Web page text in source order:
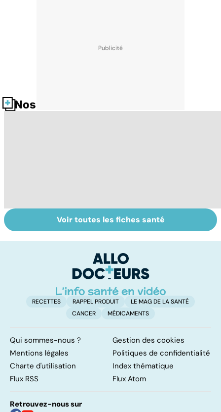
Nos fiches santé
Faire du sport à
domicile, c'est
Don de gamètes :
le pour et le
levée de
l'anonymat
Voir toutes les fiches santé
RECETTES RAPPEL PRODUIT
LE MAG DE LA SANTÉ
CANCER
MÉDICAMENTS
Qui sommes-nous ?
Gestion des cookies
Mentions légales
Politiques de confidentialité
Charte d'utilisation
Index thématique
Flux RSS
Flux Atom
Retrouvez-nous sur